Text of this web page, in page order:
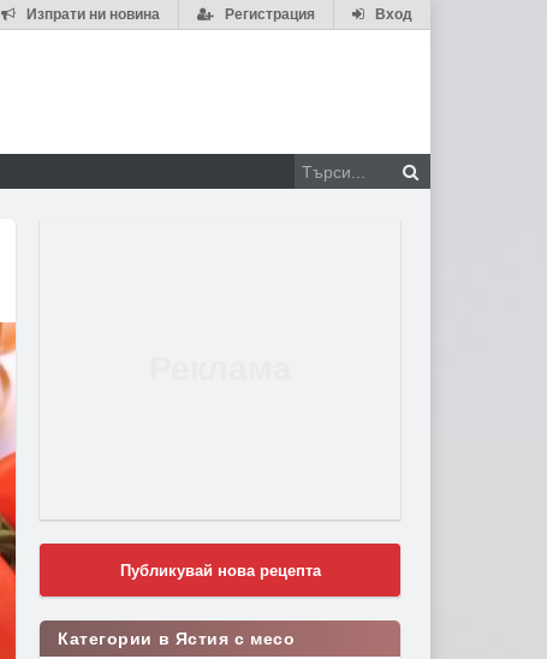
Вход
Регистрация
Изпрати ни новина
Публикувай нова рецепта
Категории в Ястия с месо